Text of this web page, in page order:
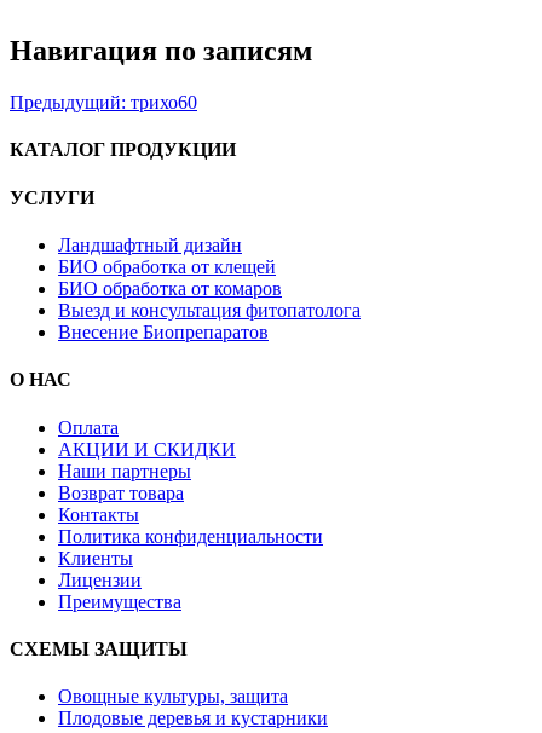
Навигация по записям
Предыдущий: трихо60
КАТАЛОГ ПРОДУКЦИИ
УСЛУГИ
Ландшафтный дизайн
БИО обработка от клещей
БИО обработка от комаров
Выезд и консультация фитопатолога
Внесение Биопрепаратов
О НАС
Оплата
АКЦИИ И СКИДКИ
Наши партнеры
Возврат товара
Контакты
Политика конфиденциальности
Клиенты
Лицензии
Преимущества
СХЕМЫ ЗАЩИТЫ
Овощные культуры, защита
Плодовые деревья и кустарники